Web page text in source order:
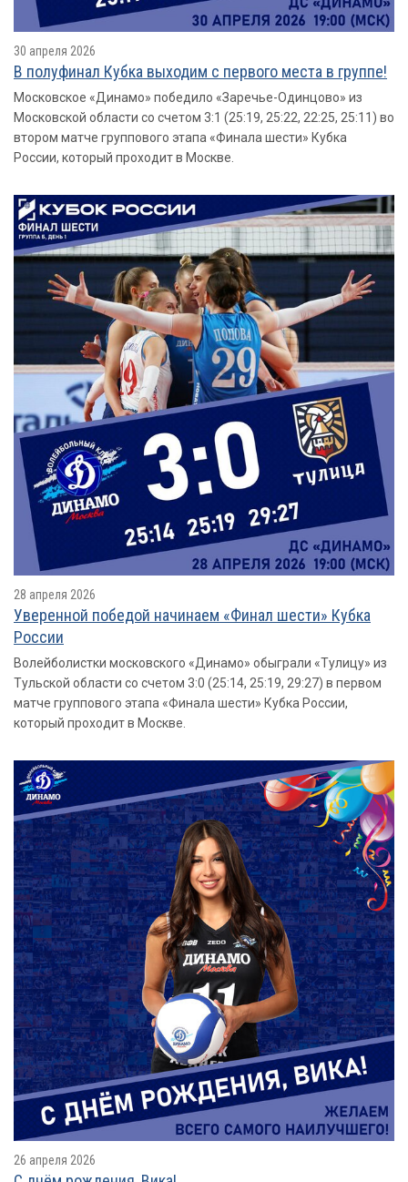
30 апреля 2026
В полуфинал Кубка выходим с первого места в группе!
Московское «Динамо» победило «Заречье-Одинцово» из
Московской области со счетом 3:1 (25:19, 25:22, 22:25, 25:11) во
втором матче группового этапа «Финала шести» Кубка
России, который проходит в Москве.
28 апреля 2026
Уверенной победой начинаем «Финал шести» Кубка
России
Волейболистки московского «Динамо» обыграли «Тулицу» из
Тульской области со счетом 3:0 (25:14, 25:19, 29:27) в первом
матче группового этапа «Финала шести» Кубка России,
который проходит в Москве.
26 апреля 2026